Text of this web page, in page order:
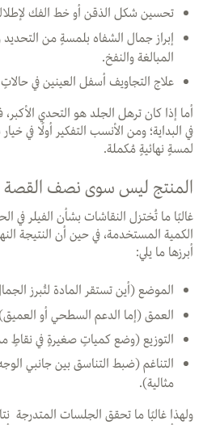
تحسين شكل الذقن أو خط الفك
إبراز جمال الشفاه بلمسةٍ من
المبالغة والنفخ.
علاج التجاويف أسفل العينين في حالاتٍ
أما إذا كان ترهل الجلد هو التحدي
في البداية؛ ومن الأنسب التفكير أولًا في
لمسةٍ نهائيةٍ مُكملة.
المنتج ليس سوى نصف القصة
غالبًا ما تُختزل النقاشات بشأن الفيلر في
الكمية المستخدمة، في حين أن النتيجة
أبرزها ما يلي:
الموضع (أين تستقر المادة لتُبرز
العمق (إما الدعم السطحي أو
التوزيع (وضع كمياتٍ صغيرةٍ في نقاطٍ
التناغم (ضبط التناسق بين جانبي
مثالية).
ولهذا غالبًا ما تحقق الجلسات المتدرجة